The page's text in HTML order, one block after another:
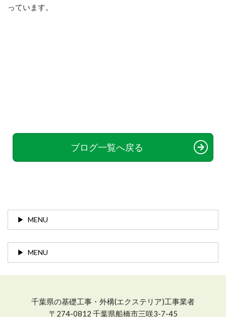
っています。
ブログ一覧へ戻る
MENU
MENU
千葉県の基礎工事・外構(エクステリア)工事業者
〒274-0812 千葉県船橋市三咲3-7-45